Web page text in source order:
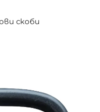
скоби